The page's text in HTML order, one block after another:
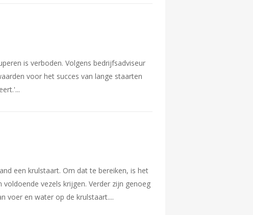
is verboden. Volgens bedrijfsadviseur
voor het succes van lange staarten
een krulstaart. Om dat te bereiken, is het
vezels krijgen. Verder zijn genoeg
voer en water op de krulstaart.